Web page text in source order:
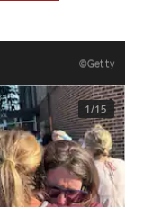
©Getty
1/15